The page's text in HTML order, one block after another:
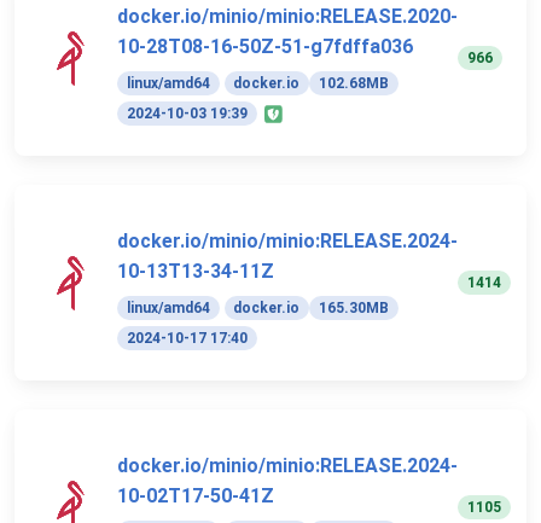
docker.io/minio/minio:RELEASE.2020-
10-28T08-16-50Z-51-g7fdffa036
linux/amd64 docker.io
102.68MB
2024-10-03 19:39
966
docker.io/minio/minio:RELEASE.2024-
10-13T13-34-11Z
linux/amd64 docker.io
165.30MB
2024-10-17 17:40
1414
docker.io/minio/minio:RELEASE.2024-
10-02T17-50-41Z
1105